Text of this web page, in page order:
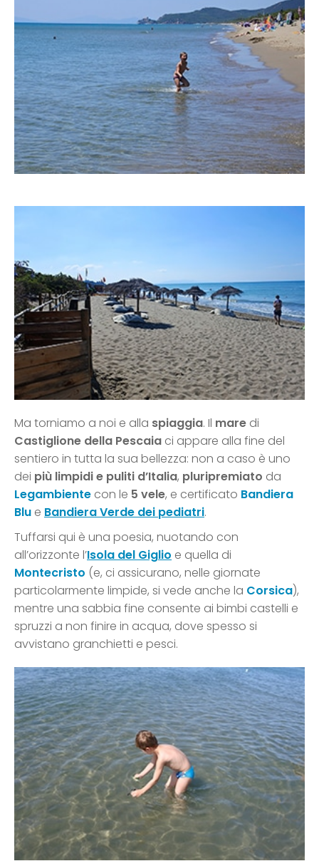
Ma torniamo a noi e alla spiaggia. Il mare di
Castiglione della Pescaia ci appare alla fine del
sentiero in tutta la sua bellezza: non a caso è uno
dei più limpidi e puliti d’Italia, pluripremiato da
Legambiente con le 5 vele, e certificato Bandiera
Blu e Bandiera Verde dei pediatri.
Tuffarsi qui è una poesia, nuotando con
all’orizzonte l’Isola del Giglio e quella di
Montecristo (e, ci assicurano, nelle giornate
particolarmente limpide, si vede anche la Corsica),
mentre una sabbia fine consente ai bimbi castelli e
spruzzi a non finire in acqua, dove spesso si
avvistano granchietti e pesci.